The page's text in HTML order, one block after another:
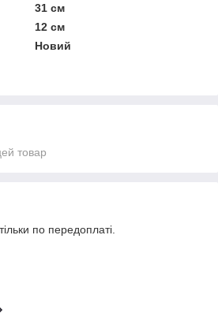
31 см
12 см
Новий
товар
по передоплаті.